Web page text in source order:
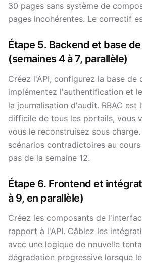
30 pages sans système de
pages incohérentes. Le correctif
Étape 5. Backend et base
(semaines 4 à 7, parallèle)
Créez l'API, configurez la base de
implémentez l'authentification et
la journalisation d'audit. RBAC est
difficile de tous les portails, vous
vous le reconstruisez sous
scénarios contradictoires au cours
pas de la semaine 12.
Étape 6. Frontend et
à 9, en parallèle)
Créez les composants de
rapport à l'API. Câblez les
avec une logique de nouvelle
dégradation progressive lorsque